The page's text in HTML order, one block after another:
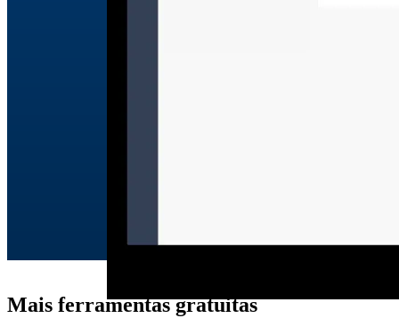
Mais ferramentas gratuitas